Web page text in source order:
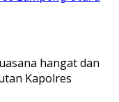
hangat dan
Kapolres